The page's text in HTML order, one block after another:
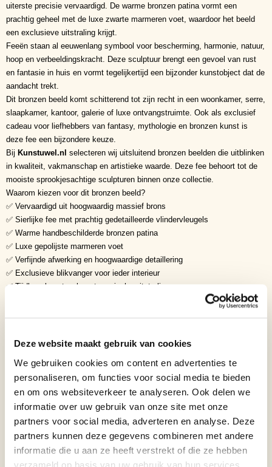
Deze website maakt gebruik van cookies
We gebruiken cookies om content en advertenties te
personaliseren, om functies voor social media te bieden
en om ons websiteverkeer te analyseren. Ook delen we
informatie over uw gebruik van onze site met onze
partners voor social media, adverteren en analyse. Deze
partners kunnen deze gegevens combineren met andere
informatie die u aan ze heeft verstrekt of die ze hebben
verzameld op basis van uw gebruik van hun services.
uiterste precisie vervaardigd. De warme bronzen patina vormt een
prachtig geheel met de luxe zwarte marmeren voet, waardoor het beeld
een exclusieve uitstraling krijgt.
Feeën staan al eeuwenlang symbool voor bescherming, harmonie, natuur,
hoop en verbeeldingskracht. Deze sculptuur brengt een gevoel van rust
en fantasie in huis en vormt tegelijkertijd een bijzonder kunstobject dat de
aandacht trekt.
Dit bronzen beeld komt schitterend tot zijn recht in een woonkamer, serre,
slaapkamer, kantoor, galerie of luxe ontvangstruimte. Ook als exclusief
cadeau voor liefhebbers van fantasy, mythologie en bronzen kunst is
deze fee een bijzondere keuze.
Bij Kunstuwel.nl selecteren wij uitsluitend bronzen beelden die uitblinken
in kwaliteit, vakmanschap en artistieke waarde. Deze fee behoort tot de
mooiste sprookjesachtige sculpturen binnen onze collectie.
Waarom kiezen voor dit bronzen beeld?
✅ Vervaardigd uit hoogwaardig massief brons
✅ Sierlijke fee met prachtig gedetailleerde vlindervleugels
✅ Warme handbeschilderde bronzen patina
✅ Luxe gepolijste marmeren voet
✅ Verfijnde afwerking en hoogwaardige detaillering
✅ Exclusieve blikvanger voor ieder interieur
✅ Tijdloos kunstwerk met magische uitstraling
• Harmonie
• Hoop
• Verbeelding
• Schoonheid
• Licht
• Magie
• Innerlijke rust
De fee symboliseert de verbondenheid tussen mens en natuur. Haar
elegante houding en uitgestrekte vleugels staan voor vrijheid, positiviteit